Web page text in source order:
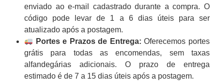
enviado ao e-mail cadastrado durante a compra. O
código pode levar de 1 a 6 dias úteis para ser
atualizado após a postagem.
Portes e Prazos de Entrega: Oferecemos portes
grátis para todas as encomendas, sem taxas
alfandegárias adicionais. O prazo de entrega
estimado é de 7 a 15 dias úteis após a postagem.